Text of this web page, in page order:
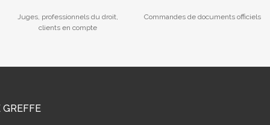
Juges, professionnels du droit,
clients en compte
Commandes de documents officiels
GREFFE